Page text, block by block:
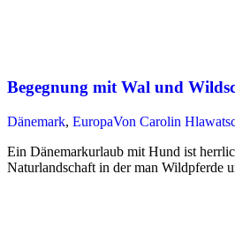
Begegnung mit Wal und
Dänemark, EuropaVon Carolin
Ein Dänemarkurlaub mit Hund ist
Naturlandschaft in der man Wildpferde